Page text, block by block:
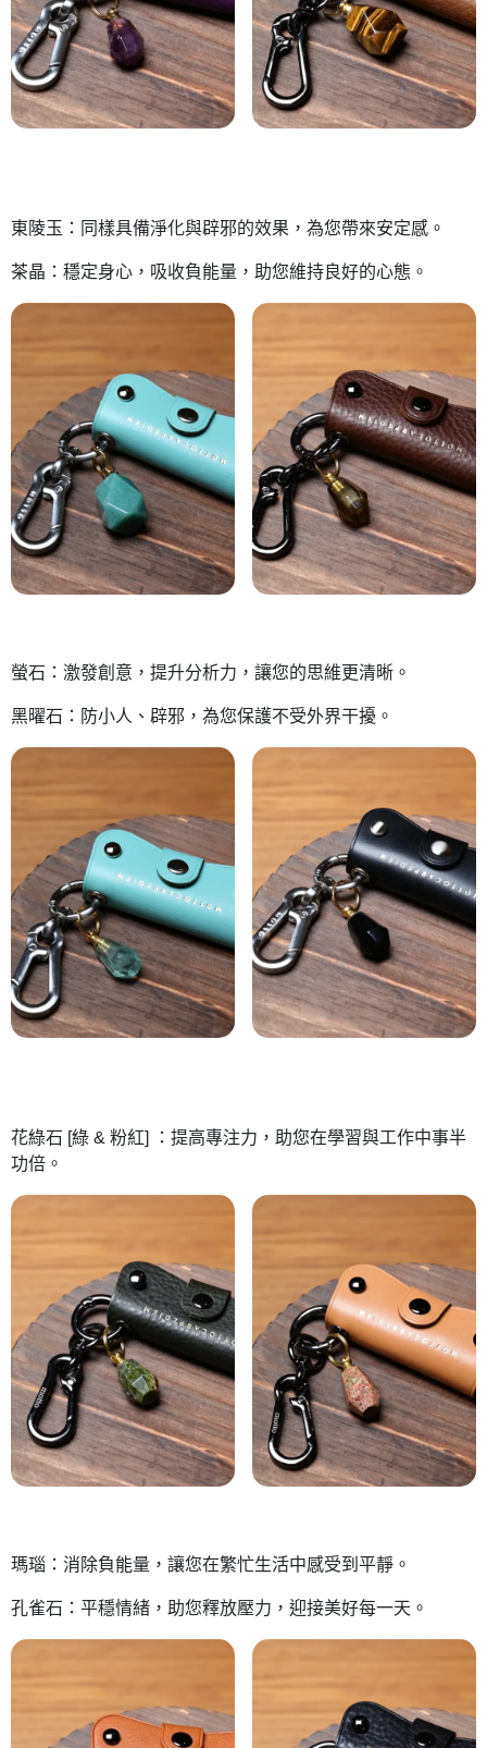
東陵玉：同樣具備淨化與辟邪的效果，為您帶來安定感。
茶晶：穩定身心，吸收負能量，助您維持良好的心態。
螢石：激發創意，提升分析力，讓您的思維更清晰。
黑曜石：防小人、辟邪，為您保護不受外界干擾。
花綠石 [綠 & 粉紅] ：提高專注力，助您在學習與工作中事半
功倍。
瑪瑙：消除負能量，讓您在繁忙生活中感受到平靜。
孔雀石：平穩情緒，助您釋放壓力，迎接美好每一天。